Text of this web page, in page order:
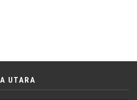
UTARA